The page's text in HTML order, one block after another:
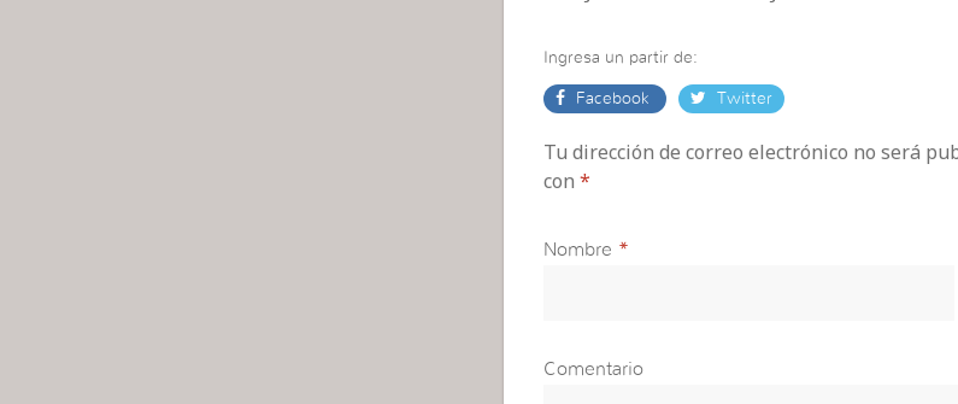
Ingresa un partir de:
Facebook Twitter
Tu dirección de correo electrónico no será
con *
Nombre *
Comentario